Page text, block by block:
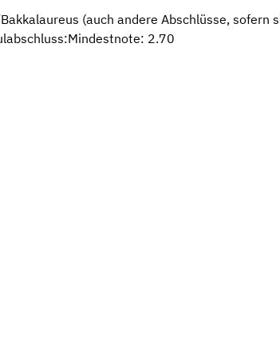
(auch andere Abschlüsse, sofern
2.70